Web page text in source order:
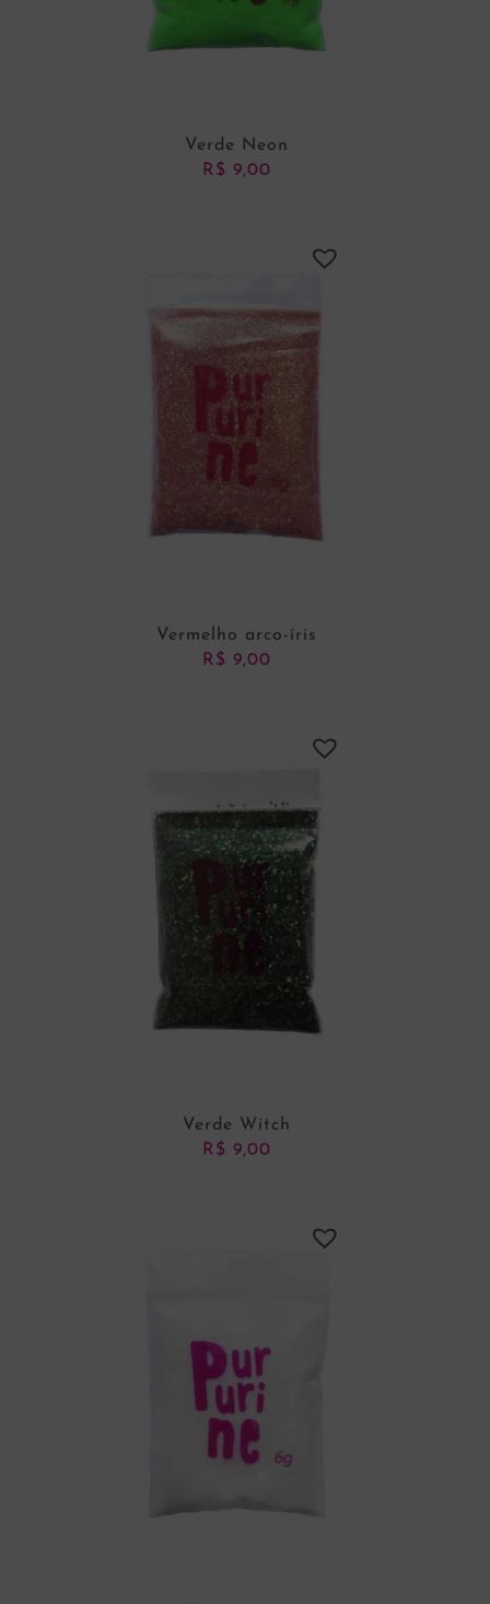
Verde Neon
R$ 9,00
Vermelho arco-íris
R$ 9,00
Verde Witch
R$ 9,00